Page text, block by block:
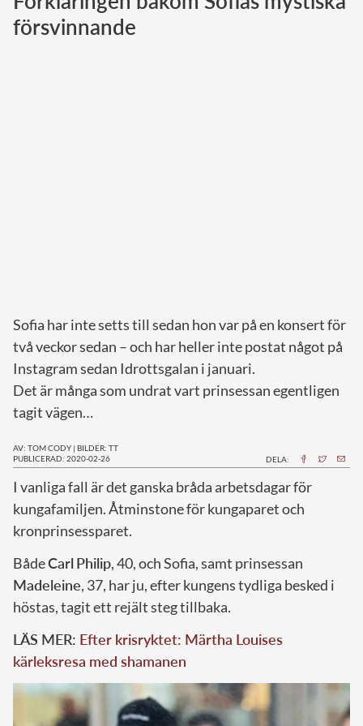
Norska kungahuset
försvinnande
Sofia har inte setts till sedan hon var på en konsert för
två veckor sedan – och har heller inte postat något på
Instagram sedan Idrottsgalan i januari.
Det är många som undrat vart prinsessan egentligen
tagit vägen…
AV: TOM CODY | BILDER: TT
PUBLICERAD: 2020-02-26
DELA:
I vanliga fall är det ganska bråda arbetsdagar för
kungafamiljen. Åtminstone för kungaparet och
kronprinsessparet.
BådeCarlPhilip, 40, och Sofia, samt prinsessan
Madeleine, 37, har ju, efter kungens tydliga besked i
höstas, tagit ett rejält steg tillbaka.
LÄS MER: Efter krisryktet: Märtha Louises
kärleksresa med shamanen